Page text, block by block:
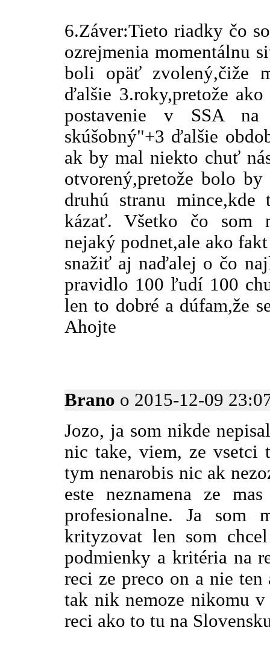
6.Záver:Tieto riadky čo
ozrejmenia momentálnu
boli opäť zvolený,čiže
ďalšie 3.roky,pretože
postavenie v SSA
skúšobný"+3 ďalšie
ak by mal niekto chuť
otvorený,pretože bolo
druhú stranu
kázať. Všetko čo som
nejaký podnet,ale ako
snažiť aj naďalej o čo
pravidlo 100 ľudí 100
len to dobré a dúfam,že
Ahojte
Brano o 2015-12-09
Jozo, ja som nikde
nic take, viem, ze vsetci
tym nenarobis nic ak
este neznamena ze
profesionalne. Ja som
krityzovat len som
podmienky a kritéria na
reci ze preco on a nie
tak nik nemoze nikomu
reci ako to tu na